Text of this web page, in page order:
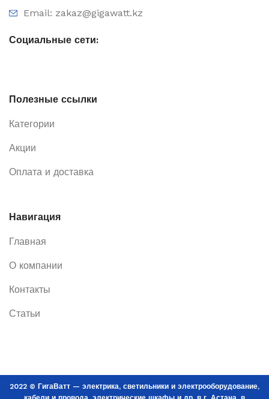
Email: zakaz@gigawatt.kz
Социальные сети:
Полезные ссылки
Категории
Акции
Оплата и доставка
Навигация
Главная
О компании
Контакты
Статьи
2022 © ГигаВатт — электрика, светильники и электрооборудование,